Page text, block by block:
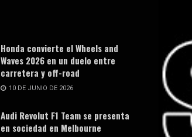
Honda convierte el Wheels and
Waves 2026 en un duelo entre
carretera y off-road
10 DE JUNIO DE 2026
Audi Revolut F1 Team se presenta
en sociedad en Melbourne